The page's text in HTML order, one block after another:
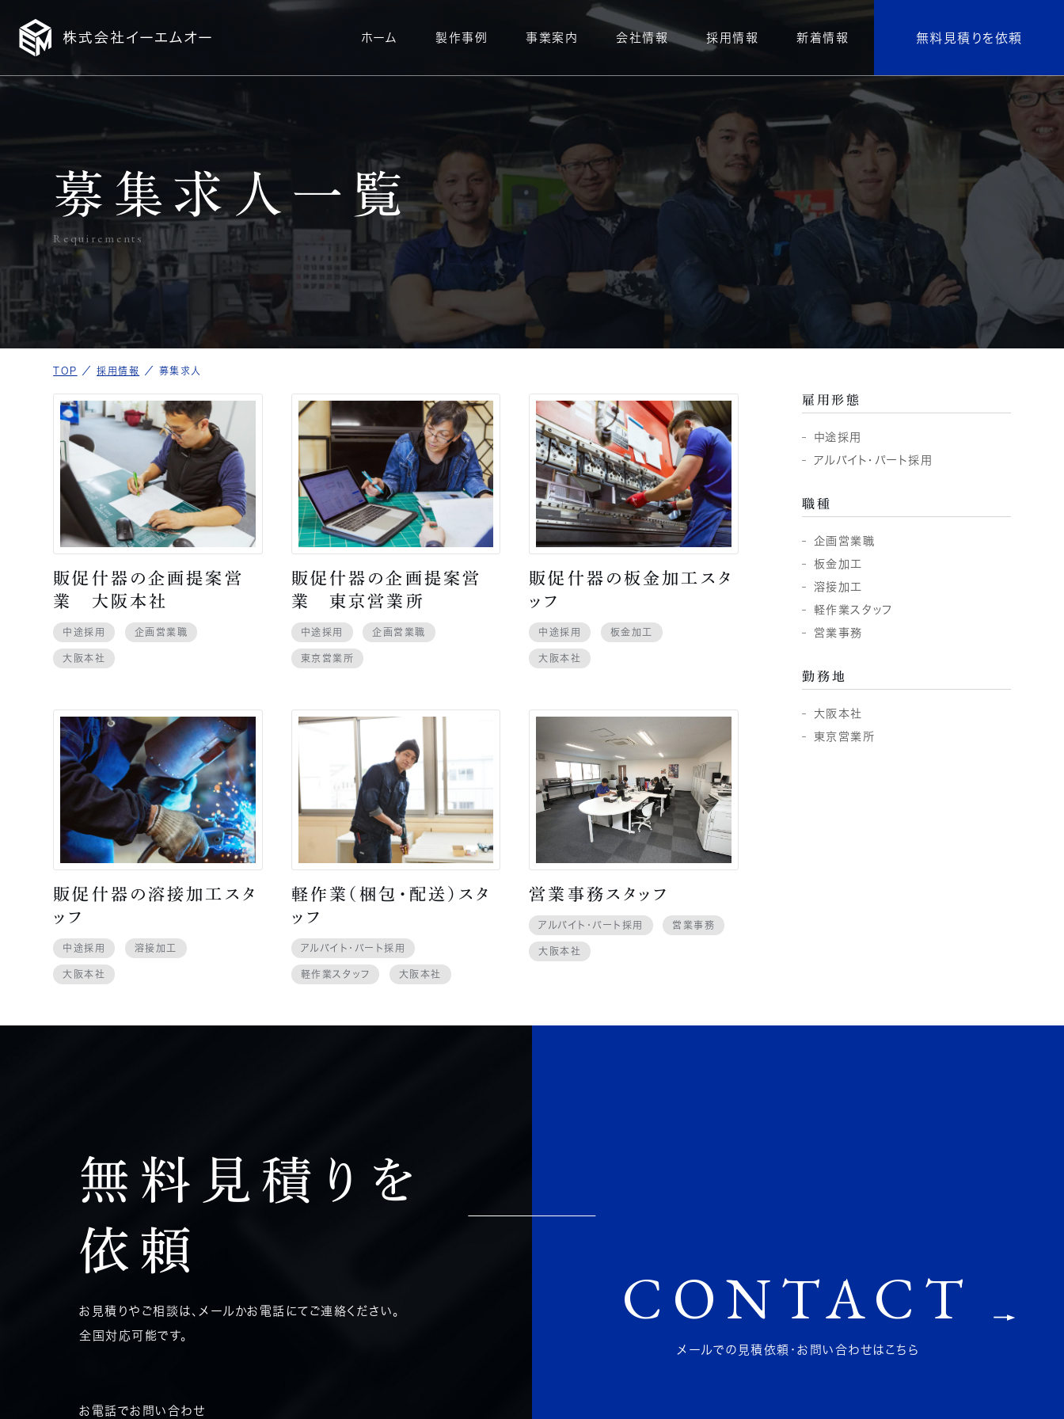
ホーム 製作事例
Industry
家電・通信業界
化粧品・美容業界
スポーツ・玩具業界
広告・出版業界
食品・飲料業界
アパレル・その他業界
その他（入賞作品）
イベント / 展示什器
商品陳列什器
試遊 / 訴求什器
ラック什器
店舗備品 / 装飾品
デザイン / パース
Material
スチール・鉄
紙製・厚紙
樹脂・アクリル
LED・電飾
デジタルサイネージ
その他素材
事業案内 会社情報 採用情報
募集求人一覧
採用エントリー
新着情報 無料見積りを依頼
募集求人一覧
Requirements
TOP ／採用情報 ／ 募集求人
販促什器の企画提案営
業 大阪本社
中途採用 企画営業職
大阪本社
販促什器の企画提案営
業 東京営業所
中途採用 企画営業職
東京営業所
販促什器の板金加工スタ
ッフ
中途採用 板金加工
大阪本社
販促什器の溶接加工スタ
ッフ
中途採用 溶接加工
大阪本社
軽作業（梱包・配送）スタ
ッフ
アルバイト・パート採用
軽作業スタッフ 大阪本社
営業事務スタッフ
アルバイト・パート採用 営業事務
大阪本社
雇用形態
中途採用
アルバイト・パート採用
職種
企画営業職
板金加工
溶接加工
軽作業スタッフ
営業事務
勤務地
大阪本社
東京営業所
無料見積りを
依頼
お見積りやご相談は、メールかお電話にてご連絡ください。
全国対応可能です。
お電話でお問い合わせ
CONTACT
メールでの見積依頼 ・ お問い合わせはこちら